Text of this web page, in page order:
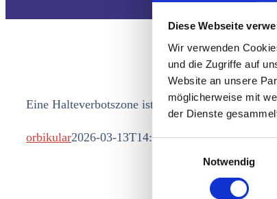
Diese Webseite
Wir verwenden
und die Zugriffe auf
Website an unsere
möglicherweise mit
der Dienste
Notwendig
Eine Halteverbotszone ist sinnvoll, wenn vor
orbikular2026-03-13T14:03:27+01:00